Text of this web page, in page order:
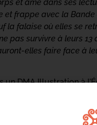
et âme dans ses
et frappe avec la
la falaise où elles se
pas survivre à leurs 13
elles faire face à
un DMA Illustration à
arts du Rhin). Elle y
ses premiers
et fait